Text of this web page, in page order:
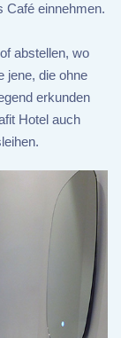
Café einnehmen.
abstellen, wo
jene, die ohne
erkunden
Hotel auch